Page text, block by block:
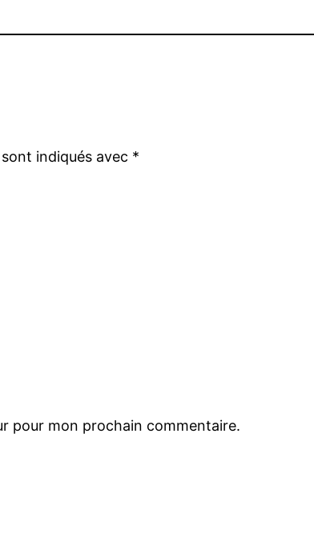
indiqués avec *
pour mon prochain commentaire.